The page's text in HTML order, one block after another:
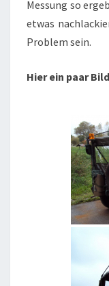
Messung so
etwas
Problem sein.
Hier ein paar